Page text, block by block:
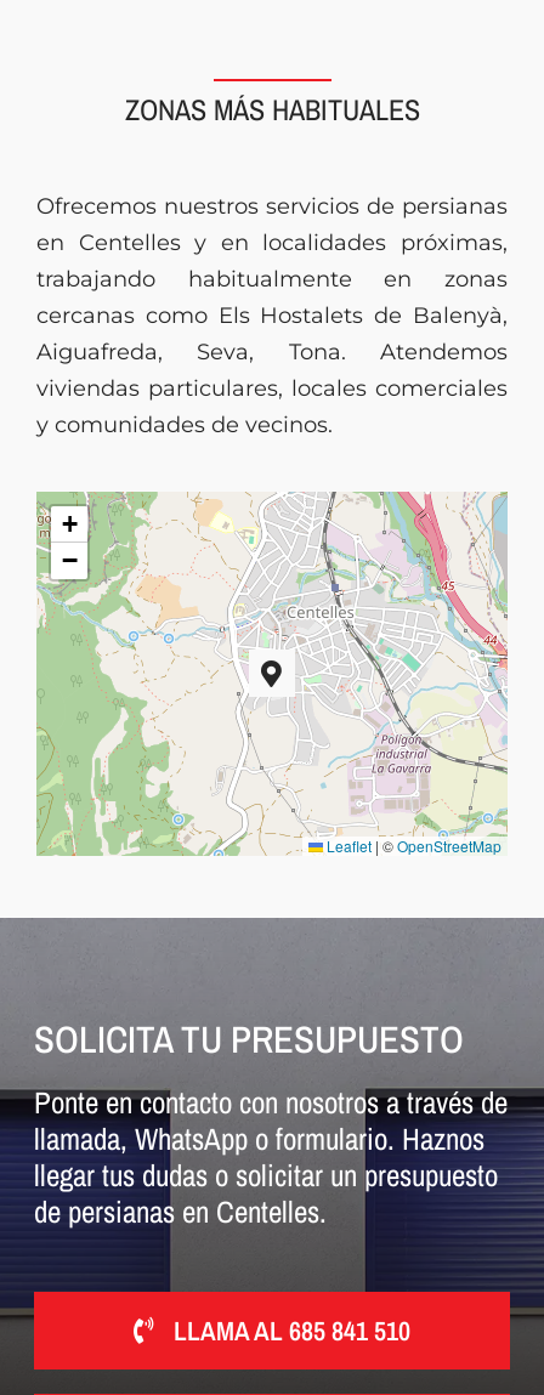
ZONAS MÁS HABITUALES
Ofrecemos nuestros servicios de persianas
en Centelles y en localidades próximas,
trabajando habitualmente en zonas
cercanas como Els Hostalets de Balenyà,
Aiguafreda, Seva, Tona. Atendemos
viviendas particulares, locales comerciales
y comunidades de vecinos.
+
−
Leaflet | ©OpenStreetMap
SOLICITA TU PRESUPUESTO
Ponte en contacto con nosotros a través de
llamada, WhatsApp o formulario. Haznos
llegar tus dudas o solicitar un presupuesto
de persianas en Centelles.
LLAMA AL 685 841 510